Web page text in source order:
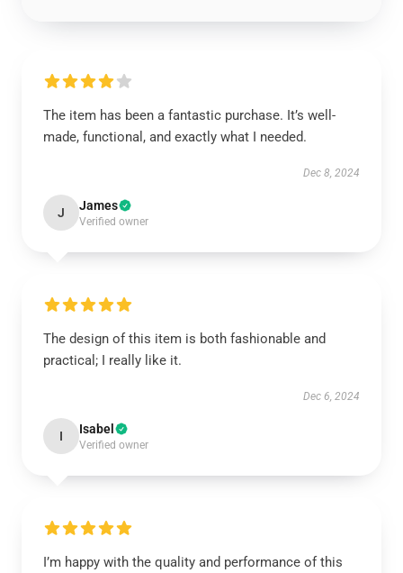
The item has been a fantastic purchase. It’s well-
made, functional, and exactly what I needed.
Dec 8, 2024
J James
Verified owner
The design of this item is both fashionable and
practical; I really like it.
Dec 6, 2024
I Isabel
Verified owner
I’m happy with the quality and performance of this